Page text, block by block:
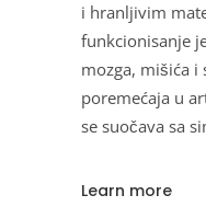
i hranljivim
funkcionisanje
mozga, mišića i
poremećaja u
se suočava sa
Learn more